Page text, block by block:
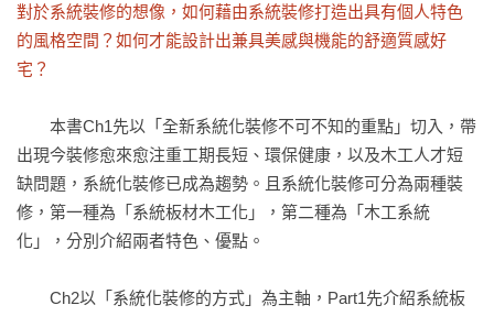
對於系統裝修的想像，如何藉由系統裝修打造出具有個人特色
的風格空間？如何才能設計出兼具美感與機能的舒適質感好
宅？
本書Ch1先以「全新系統化裝修不可不知的重點」切入，帶
出現今裝修愈來愈注重工期長短、環保健康，以及木工人才短
缺問題，系統化裝修已成為趨勢。且系統化裝修可分為兩種裝
修，第一種為「系統板材木工化」，第二種為「木工系統
化」，分別介紹兩者特色、優點。
Ch2以「系統化裝修的方式」為主軸，Part1先介紹系統板